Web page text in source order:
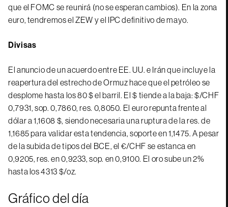
que el FOMC se reunirá (no se esperan cambios). En la zona
euro, tendremos el ZEW y el IPC definitivo de mayo.
Divisas
El anuncio de un acuerdo entre EE. UU. e Irán que incluye la
reapertura del estrecho de Ormuz hace que el petróleo se
desplome hasta los 80 $ el barril. El $ tiende a la baja: $/CHF
0,7931, sop. 0,7860, res. 0,8050. El euro repunta frente al
dólar a 1,1608 $, siendo necesaria una ruptura de la res. de
1,1685 para validar esta tendencia, soporte en 1,1475. A pesar
de la subida de tipos del BCE, el €/CHF se estanca en
0,9205, res. en 0,9233, sop. en 0,9100. El oro sube un 2%
hasta los 4313 $/oz.
Gráfico del día